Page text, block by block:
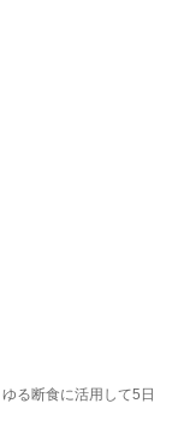
る断食に活用して5日